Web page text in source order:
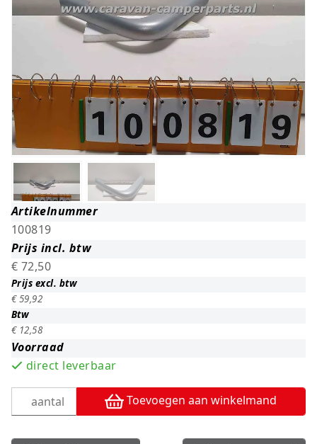
Artikelnummer
100819
Prijs incl. btw
€ 72,50
Prijs excl. btw
€ 59,92
Btw
€ 12,58
Voorraad
direct leverbaar
Toevoegen aan winkelmand